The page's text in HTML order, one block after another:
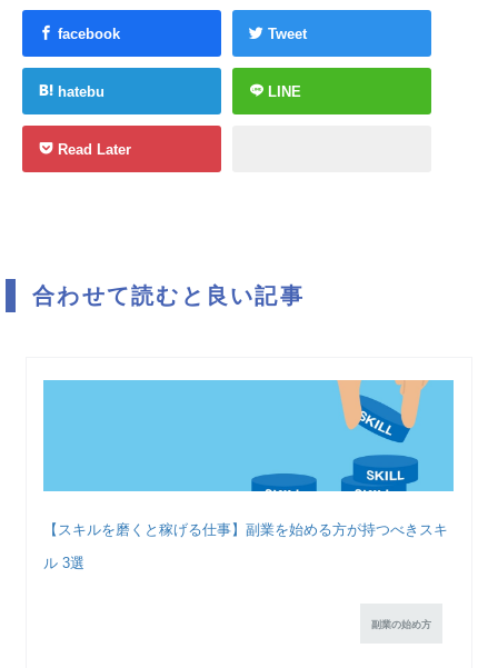
facebook Tweet
hatebu LINE
Read Later
合わせて読むと良い記事
【スキルを磨くと稼げる仕事】副業を始める方が持つべきスキ
ル 3選
副業の始め方